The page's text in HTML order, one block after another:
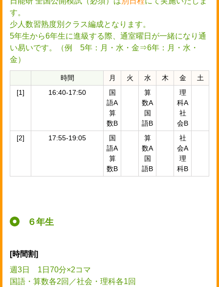
す。
少人数習熟度別クラス編成となります。
5年生から6年生に進級する際、通室曜日が一緒になり通
い易いです。（例 5年：月・水・金⇒6年：月・水・
金）
時間 月 火 水 木 金
土
[1]
16:40-17:50
国
語A
算
数B
算
数A
国
語B
理
科A
社
会B
[2]
17:55-19:05
国
語A
算
数B
算
数A
国
語B
社
会A
理
科B
６年生
[時間割]
週3日 1日70分×2コマ
国語・算数各2回／社会・理科各1回